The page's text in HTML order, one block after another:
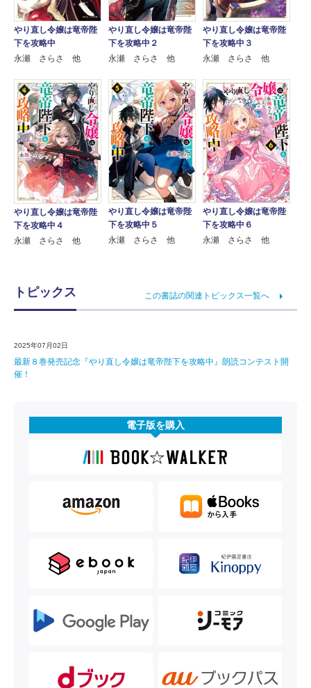
やり直し令嬢は竜帝陛
下を攻略中
永瀬 さらさ 他
やり直し令嬢は竜帝陛
下を攻略中２
永瀬 さらさ 他
やり直し令嬢は竜帝陛
下を攻略中３
永瀬 さらさ 他
やり直し令嬢は竜帝陛
下を攻略中４
永瀬 さらさ 他
やり直し令嬢は竜帝陛
下を攻略中５
永瀬 さらさ 他
やり直し令嬢は竜帝陛
下を攻略中６
永瀬 さらさ 他
トピックス この書誌の関連トピックス一覧へ
2025年07月02日
最新８巻発売記念『やり直し令嬢は竜帝陛下を攻略中』朗読コンテスト開
催！
電子版を購入